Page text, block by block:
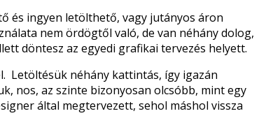
és ingyen letölthető, vagy jutányos áron
nem ördögtől való, de van néhány dolog,
döntesz az egyedi grafikai tervezés helyett.
Letöltésük néhány kattintás, így igazán
nos, az szinte bizonyosan olcsóbb, mint egy
által megtervezett, sehol máshol vissza